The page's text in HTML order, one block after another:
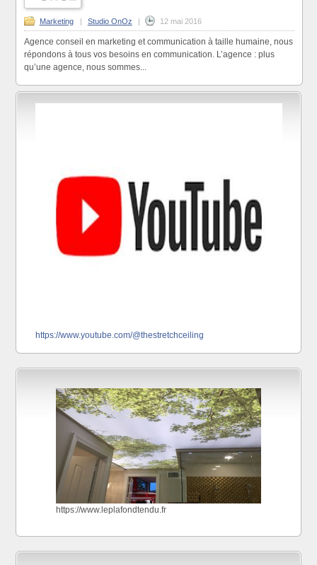
Marketing | Studio OnOz | 12 mai 2016
Agence conseil en marketing et communication à taille humaine, nous
répondons à tous vos besoins en communication. L’agence : plus
qu’une agence, nous sommes...
https://www.youtube.com/@thestretchceiling
https://www.leplafondtendu.fr